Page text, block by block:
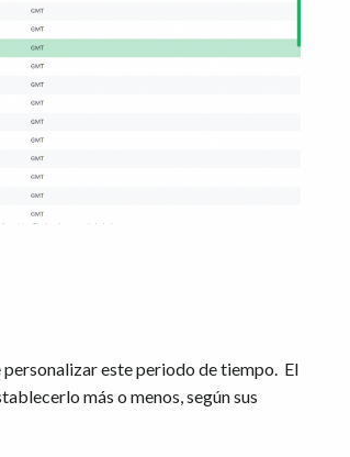
personalizar este periodo de tiempo. El
más o menos, según sus